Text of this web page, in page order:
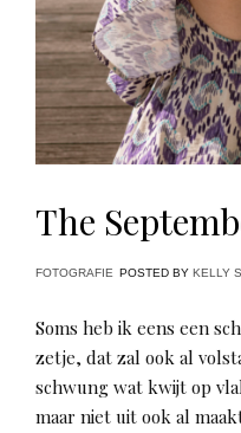
The
FOTOGRAFIE POSTED BY KELLY
Soms heb ik eens een
zetje, dat zal ook al
schwung wat kwijt op
maar niet uit ook al